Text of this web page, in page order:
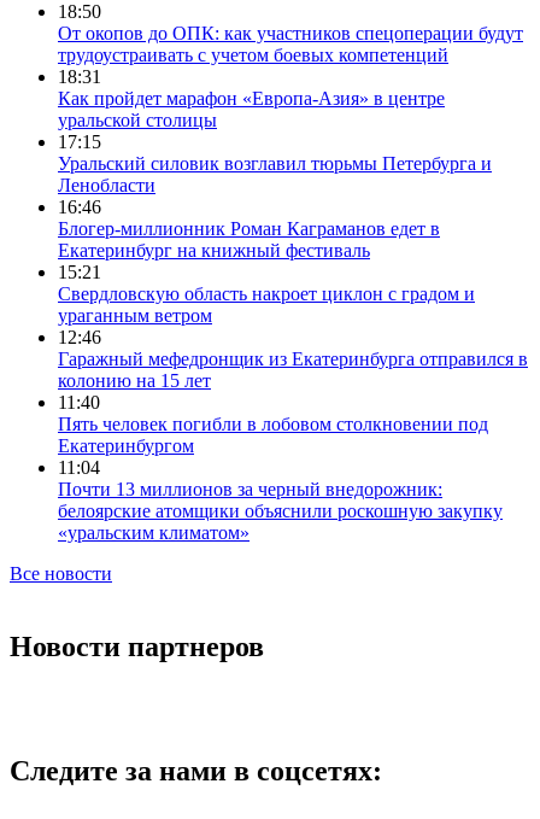
18:50
От окопов до ОПК: как участников спецоперации будут
трудоустраивать с учетом боевых компетенций
18:31
Как пройдет марафон «Европа-Азия» в центре
уральской столицы
17:15
Уральский силовик возглавил тюрьмы Петербурга и
Ленобласти
16:46
Блогер-миллионник Роман Каграманов едет в
Екатеринбург на книжный фестиваль
15:21
Свердловскую область накроет циклон с градом и
ураганным ветром
12:46
Гаражный мефедронщик из Екатеринбурга отправился в
колонию на 15 лет
11:40
Пять человек погибли в лобовом столкновении под
Екатеринбургом
11:04
Почти 13 миллионов за черный внедорожник:
белоярские атомщики объяснили роскошную закупку
«уральским климатом»
Все новости
Новости партнеров
Следите за нами в соцсетях: